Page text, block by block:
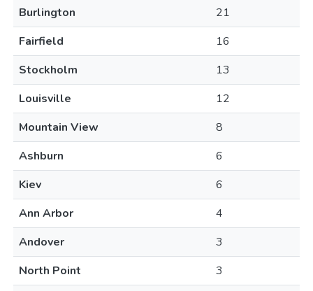
Burlington
21
Fairfield
16
Stockholm
13
Louisville
12
Mountain View
8
Ashburn
6
Kiev
6
Ann Arbor
4
Andover
3
North Point
3